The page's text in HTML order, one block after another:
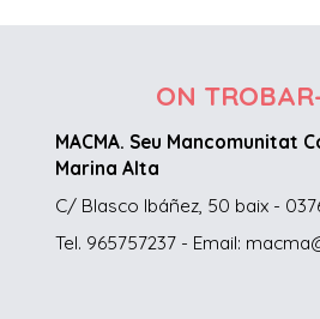
ON
MACMA. Seu Mancomunitat
Marina Alta
C/ Blasco Ibáñez, 50 baix -
Tel. 965757237 - Email: